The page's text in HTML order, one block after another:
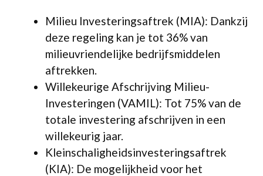
Milieu Investeringsaftrek (MIA): Dankzij
deze regeling kan je tot 36% van
milieuvriendelijke bedrijfsmiddelen
aftrekken.
Willekeurige Afschrijving Milieu-
Investeringen (VAMIL): Tot 75% van de
totale investering afschrijven in een
willekeurig jaar.
Kleinschaligheidsinvesteringsaftrek
(KIA): De mogelijkheid voor het